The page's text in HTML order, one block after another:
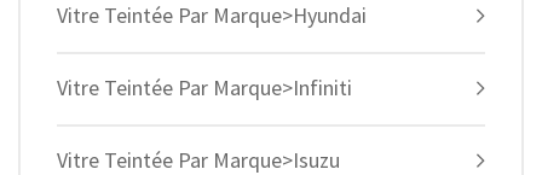
Vitre Teintée Par Marque>Hyundai
Vitre Teintée Par Marque>Infiniti
Vitre Teintée Par Marque>Isuzu